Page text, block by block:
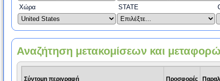
Χώρα STATE
Αναζήτηση μετακομίσεων και
Σύντομη περιγραφή Προσφορές